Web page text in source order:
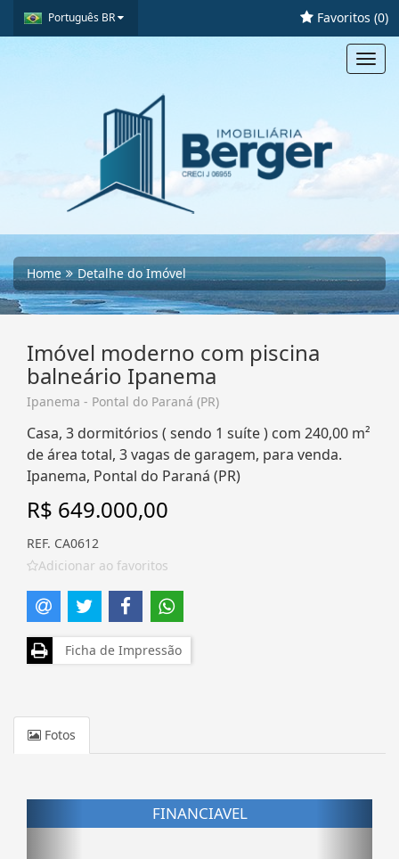
Português BR Favoritos (0)
Home Detalhe do Imóvel
Imóvel moderno com piscina
balneário Ipanema
Ipanema - Pontal do Paraná (PR)
Casa, 3 dormitórios ( sendo 1 suíte ) com 240,00 m²
de área total, 3 vagas de garagem, para venda.
Ipanema, Pontal do Paraná (PR)
R$ 649.000,00
REF. CA0612
Adicionar ao favoritos
Ficha de Impressão
Fotos